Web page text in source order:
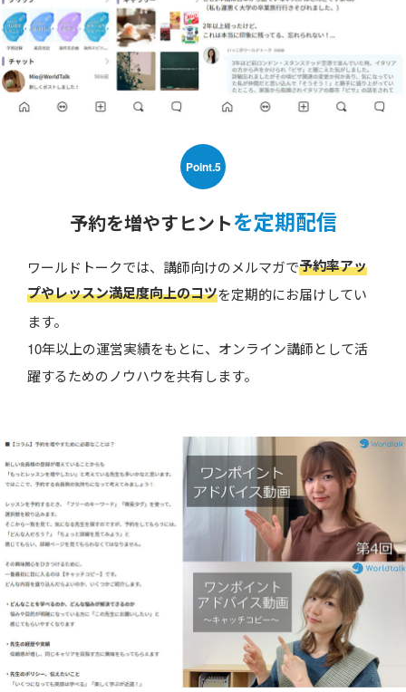
Point.5
予約を増やすヒントを定期配信
ワールドトークでは、講師向けのメルマガで予約率アッ
プやレッスン満足度向上のコツを定期的にお届けしてい
ます。
10年以上の運営実績をもとに、オンライン講師として活
躍するためのノウハウを共有します。